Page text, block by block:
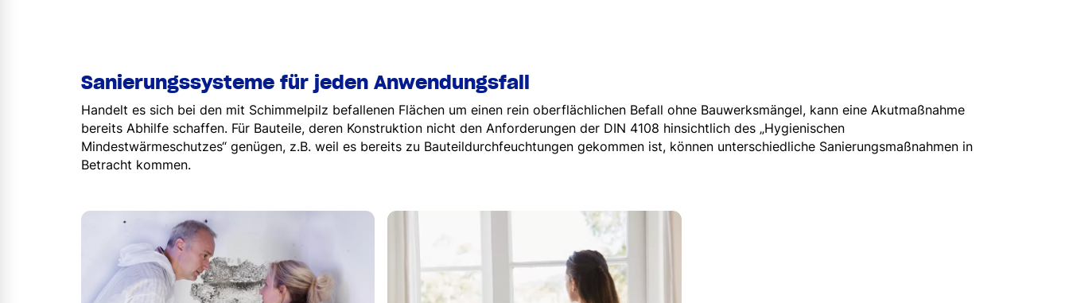
Sanierungssysteme für jeden Anwendungsfall
Handelt es sich bei den mit Schimmelpilz befallenen Flächen um einen rein oberflächlichen Befall ohne Bauwerksmängel, kann eine Akutmaßnahme
bereits Abhilfe schaffen. Für Bauteile, deren Konstruktion nicht den Anforderungen der DIN 4108 hinsichtlich des „Hygienischen
Mindestwärmeschutzes“ genügen, z.B. weil es bereits zu Bauteildurchfeuchtungen gekommen ist, können unterschiedliche Sanierungsmaßnahmen in
Betracht kommen.